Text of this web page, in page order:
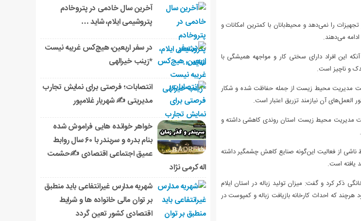
را نمی‌دهد و محیط‌بانان با کمترین امکانات و
می‌دهند.
این افراد دارای سختی کار و مواجهه همیشگی با
و ناچیز است.
مدیریت محیط زیست از جمله حفاظت شده و شکار
آن نیازمند تزریق اعتبار است.
محیط زیست استان روندی کاهشی داشته و
صنایع آلاینده و آلودگی محیط ناشی از فعالیت این‌گونه صنایع کاهش چشمگیر داشته
یافته است.
ذکر کرد و گفت: میزان تولید زباله در استان ایلام
که احداث کارخانه بازیافت زباله و کمپوست در
آخرین سال خادمی در پتروخادم
پتروشیمی ایلام، شاید …
در سفر اربعین، هیچ‌کس غریبه نیست
*زینب خیرالهی
انتصابات؛ فرصتی برای نمایش تجارب
مدیریتی ✍ شهریار غلامپور
خواهر خوانده هایی فراموش شده
بنام بدره و سربندر با ۶۰ سال روابط
عمیق اجتماعی اقتصادی ✍حشمت
اله کرمی نژاد
شهریه مدارس غیرانتفاعی باید منطبق
بر توان مالی خانواده ها و شرایط
اقتصادی کشور تعین گردد